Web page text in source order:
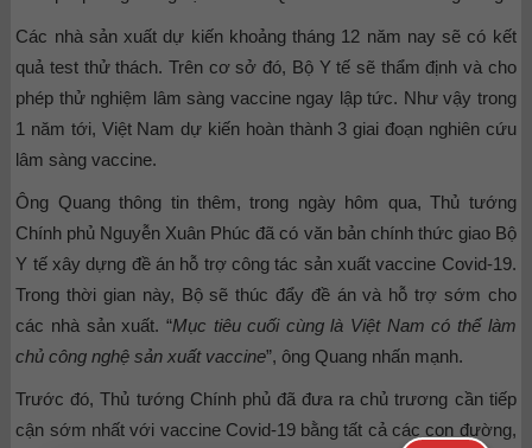
Các nhà sản xuất dự kiến khoảng tháng 12 năm nay sẽ có kết
quả test thử thách. Trên cơ sở đó, Bộ Y tế sẽ thẩm định và cho
phép thử nghiệm lâm sàng vaccine ngay lập tức. Như vậy trong
1 năm tới, Việt Nam dự kiến hoàn thành 3 giai đoạn nghiên cứu
lâm sàng vaccine.
Ông Quang thông tin thêm, trong ngày hôm qua, Thủ tướng
Chính phủ Nguyễn Xuân Phúc đã có văn bản chính thức giao Bộ
Y tế xây dựng đề án hỗ trợ công tác sản xuất vaccine Covid-19.
Trong thời gian này, Bộ sẽ thúc đẩy đề án và hỗ trợ sớm cho
các nhà sản xuất. “Mục tiêu cuối cùng là Việt Nam có thể làm
chủ công nghệ sản xuất vaccine”, ông Quang nhấn mạnh.
Trước đó, Thủ tướng Chính phủ đã đưa ra chủ trương cần tiếp
cận sớm nhất với vaccine Covid-19 bằng tất cả các con đường,